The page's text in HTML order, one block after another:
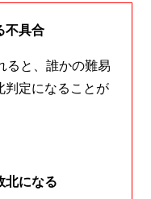
不具合
ると、誰かの難易
判定になることが
北になる